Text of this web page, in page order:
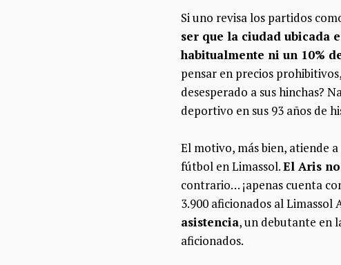
Si uno revisa los partidos
ser que la ciudad ubicada
habitualmente ni un 10%
pensar en precios
desesperado a sus hinchas?
deportivo en sus 93 años de
El motivo, más bien, atiende
fútbol en Limassol.El Aris
contrario… ¡apenas cuenta
3.900 aficionados al Limassol
asistencia, un debutante en
aficionados.